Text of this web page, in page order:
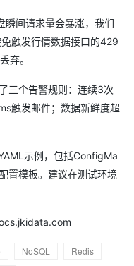
瞬间请求量会暴涨，我们
触发行情数据接口的429
弃。
三个告警规则：连续3次
触发邮件；数据新鲜度超
示例，包括ConfigMa
置模板。建议在测试环境
NoSQL
Redis